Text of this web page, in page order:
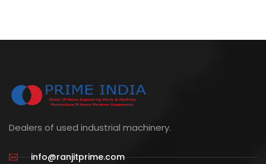
Dealers of used industrial machinery.
info@ranjitprime.com